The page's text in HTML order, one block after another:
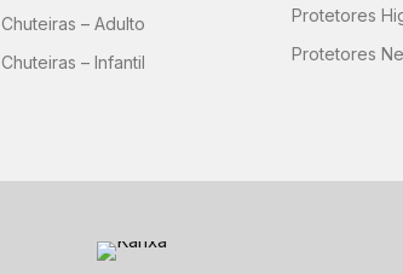
Chuteiras – Adulto
Chuteiras – Infantil
Protetores
Protetores